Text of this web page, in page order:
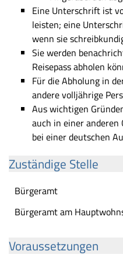
Eine Unterschrift ist
leisten; eine
wenn sie
Sie werden
Reisepass abholen
Für die Abholung in
andere volljährige
Aus wichtigen
auch in einer anderen
bei einer deutschen
Zuständige Stelle
Bürgeramt
Bürgeramt am
Voraussetzungen